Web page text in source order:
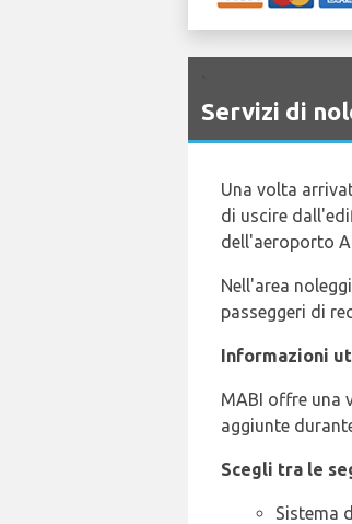
Servizi di
Una volta
di uscire
dell'aeroporto
Nell'area
passeggeri di
Informazioni
MABI offre una
aggiunte
Scegli tra le
Sistema